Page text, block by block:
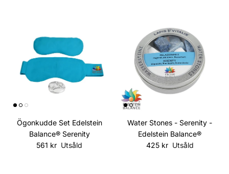
Ögonkudde Set Edelstein
Balance® Serenity
Ordinarie pris
561 kr Utsåld
Water Stones - Serenity -
Edelstein Balance®
Ordinarie pris
425 kr Utsåld